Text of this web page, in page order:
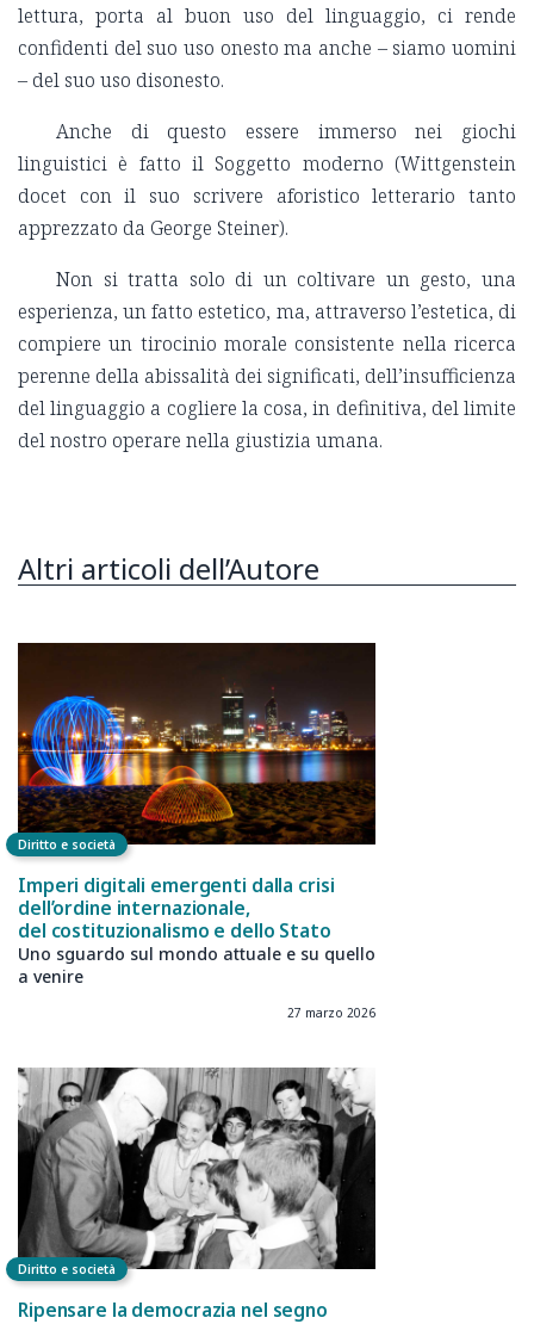
lettura, porta al buon uso del linguaggio, ci rende
confidenti del suo uso onesto ma anche – siamo uomini
– del suo uso disonesto.
Anche di questo essere immerso nei giochi
linguistici è fatto il Soggetto moderno (Wittgenstein
docet con il suo scrivere aforistico letterario tanto
apprezzato da George Steiner).
Non si tratta solo di un coltivare un gesto, una
esperienza, un fatto estetico, ma, attraverso l’estetica, di
compiere un tirocinio morale consistente nella ricerca
perenne della abissalità dei significati, dell’insufficienza
del linguaggio a cogliere la cosa, in definitiva, del limite
del nostro operare nella giustizia umana.
Altri articoli dell’Autore
Diritto e società
Imperi digitali emergenti dalla crisi
dell’ordine internazionale,
del costituzionalismo e dello Stato
Uno sguardo sul mondo attuale e su quello
a venire
27 marzo 2026
Diritto e società
Ripensare la democrazia nel segno